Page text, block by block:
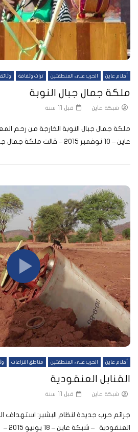
أفلام عاين الحرب على المنطقتين تراث وثقافة
ملكة جمال جبال النوبة
شبكة عاين قبل 11 سنة
ملكة جمال جبال النوبة الخارجة من رحم
عاين – ١٠ نوفمبر ٢٠١٥ – قالت ملكة جمال جبال النو...
أفلام عاين الحرب على المنطقتين مناطق النزاعات
القنابل العنقودية
شبكة عاين قبل 11 سنة
جرائم حرب جديدة لنظام البشير: استهداف
العنقودية – شبكة عاين – ١٨ يونيو ٢٠١٥ – صار اس...